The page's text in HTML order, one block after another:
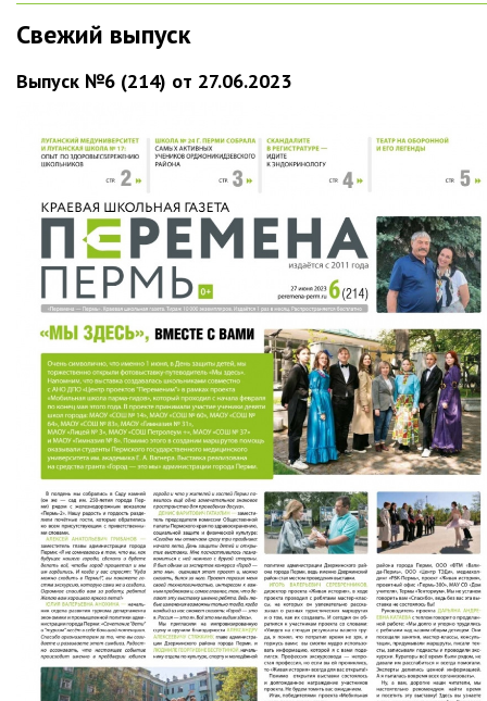
Свежий выпуск
Выпуск №6 (214) от 27.06.2023